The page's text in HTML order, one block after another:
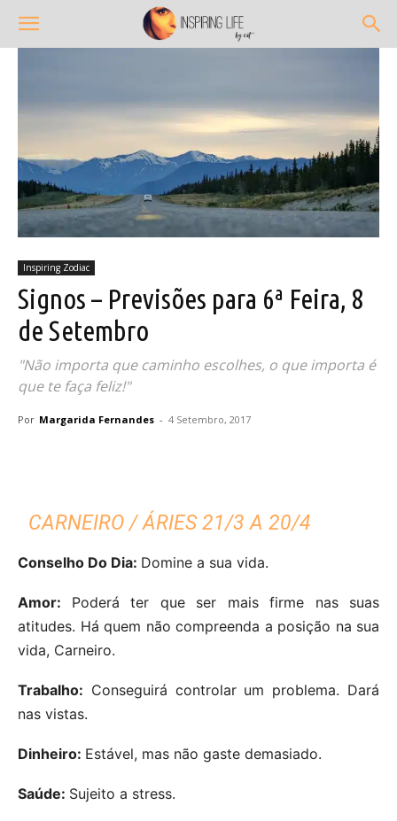
Inspiring Zodiac
Signos – Previsões para 6ª Feira, 8
de Setembro
"Não importa que caminho escolhes, o que importa é
que te faça feliz!"
Por Margarida Fernandes - 4 Setembro, 2017
CARNEIRO / ÁRIES 21/3 A 20/4
Conselho Do Dia: Domine a sua vida.
Amor: Poderá ter que ser mais firme nas suas
atitudes. Há quem não compreenda a posição na sua
vida, Carneiro.
Trabalho: Conseguirá controlar um problema. Dará
nas vistas.
Dinheiro: Estável, mas não gaste demasiado.
Saúde: Sujeito a stress.